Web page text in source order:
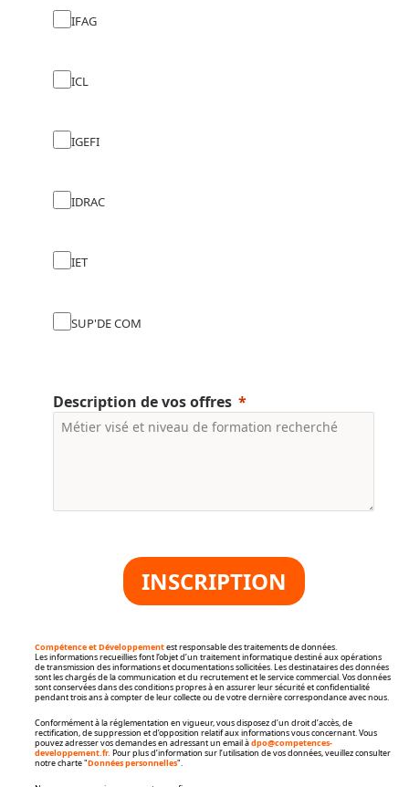
IFAG
ICL
IGEFI
IDRAC
IET
SUP'DE COM
Description de vos offres
INSCRIPTION
Compétence et Développementest responsable des traitements de données.
Les informations recueillies font l’objet d’un traitement informatique destiné aux opérations
de transmission des informations et documentations sollicitées. Les destinataires des données
sont les chargés de la communication et du recrutement et le service commercial. Vos données
sont conservées dans des conditions propres à en assurer leur sécurité et confidentialité
pendant trois ans à compter de leur collecte ou de votre dernière correspondance avec nous.
Conformément à la réglementation en vigueur, vous disposez d’un droit d’accès, de
rectification, de suppression et d’opposition relatif aux informations vous concernant. Vous
pouvez adresser vos demandes en adressant un email àdpo@competences-
developpement.fr. Pour plus d’information sur l’utilisation de vos données, veuillez consulter
notre charte "Données personnelles".